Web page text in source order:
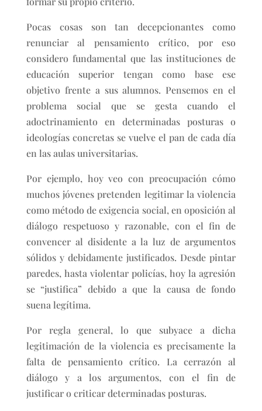
Pocas cosas son tan decepcionantes como
renunciar al pensamiento crítico, por eso
considero fundamental que las instituciones de
educación superior tengan como base ese
objetivo frente a sus alumnos. Pensemos en el
problema social que se gesta cuando el
adoctrinamiento en determinadas posturas o
ideologías concretas se vuelve el pan de cada día
en las aulas universitarias.
Por ejemplo, hoy veo con preocupación cómo
muchos jóvenes pretenden legitimar la violencia
como método de exigencia social, en oposición al
diálogo respetuoso y razonable, con el fin de
convencer al disidente a la luz de argumentos
sólidos y debidamente justificados. Desde pintar
paredes, hasta violentar policías, hoy la agresión
se “justifica” debido a que la causa de fondo
suena legítima.
Por regla general, lo que subyace a dicha
legitimación de la violencia es precisamente la
falta de pensamiento crítico. La cerrazón al
diálogo y a los argumentos, con el fin de
justificar o criticar determinadas posturas.